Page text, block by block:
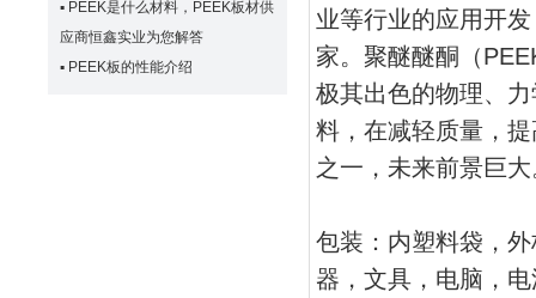
▪ PEEK是什么材料，PEEK板材供
应商恒鑫实业为您解答
▪ PEEK板的性能介绍
业等行业的应用开
家。聚醚醚酮（
极其出色的物理、
料，在减轻质量，
之一，未来前景巨
包装：内塑料袋，
器，文具，电脑，